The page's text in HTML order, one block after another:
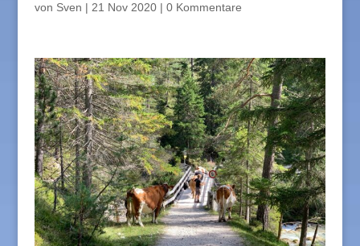
von Sven | 21 Nov 2020| 0 Kommentare